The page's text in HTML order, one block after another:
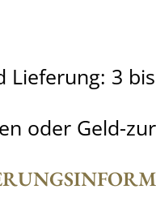
Lieferung: 3
oder Geld-